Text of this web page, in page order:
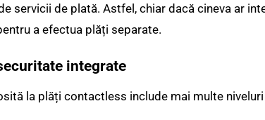
servicii de plată. Astfel, chiar dacă cineva ar
a efectua plăți separate.
integrate
la plăți contactless include mai multe